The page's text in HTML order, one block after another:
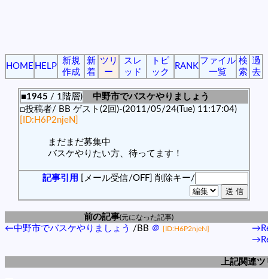
HOME HELP
新規
作成
新
着
ツリ
ー
スレ
ッド
トピ
ック
RANK
ファイル
一覧
検
索
過
去
■1945 / 1階層)
中野市でバスケやりましょう
□投稿者/ BB ゲスト(2回)-(2011/05/24(Tue) 11:17:04)
[ID:H6P2njeN]
まだまだ募集中
バスケやりたい方、待ってます！
記事引用 [メール受信/OFF] 削除キー/
前の記事(元になった記事)
←中野市でバスケやりましょう /BB ＠ [ID:H6P2njeN]
上記関連